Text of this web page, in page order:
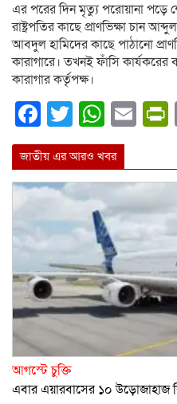
এর পরের দিন মৃত্যু পরোয়ানা পড়ে
রাষ্ট্রপতির কাছে প্রাণভিক্ষা চান
আবদুল হামিদের কাছে পাঠানো
কারাগারে। তখনই ফাঁসি কার্যকরের
কারাগার কর্তৃপক্ষ।
Facebook
Twitter
জাতীয় এর আরও খবর
আগস্টে চুক্তি
এবার এয়ারবাসের ১০ উড়োজাহাজ